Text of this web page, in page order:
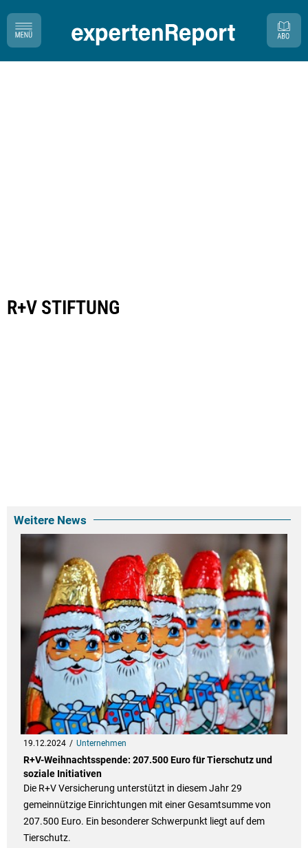
R+V STIFTUNG
Weitere News
19.12.2024 Unternehmen
R+V-Weihnachtsspende: 207.500 Euro für Tierschutz und
soziale Initiativen
Die R+V Versicherung unterstützt in diesem Jahr 29
gemeinnützige Einrichtungen mit einer Gesamtsumme von
207.500 Euro. Ein besonderer Schwerpunkt liegt auf dem
Tierschutz.